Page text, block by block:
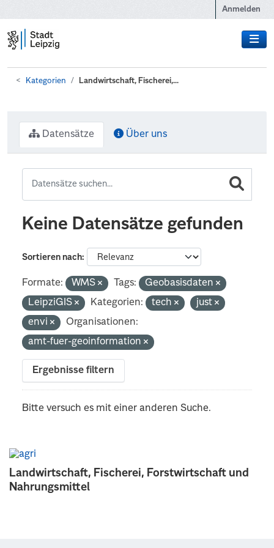
Anmelden
Kategorien Landwirtschaft, Fischerei,...
Landwirtschaft, Fischerei, Forstwirtschaft und
Nahrungsmittel
Datensätze Über uns
Keine Datensätze gefunden
Sortieren nach
Formate: WMS Tags:
Geobasisdaten
LeipziGIS
Kategorien: tech
just
envi
Organisationen:
amt-fuer-geoinformation
Ergebnisse filtern
Bitte versuch es mit einer anderen Suche.